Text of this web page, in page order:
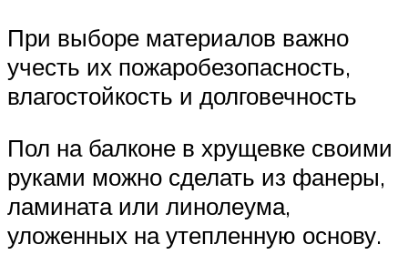
При выборе материалов важно
учесть их пожаробезопасность,
влагостойкость и долговечность
Пол на балконе в хрущевке своими
руками можно сделать из фанеры,
ламината или линолеума,
уложенных на утепленную основу.